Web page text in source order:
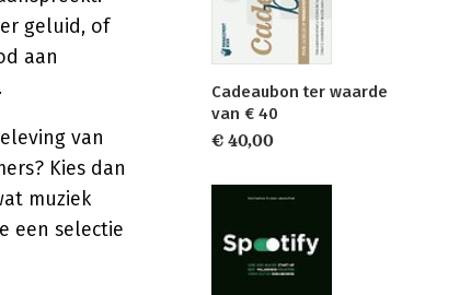
geluid, of
aan
van
Kies dan
muziek
een selectie
Cadeaubon ter waarde
van € 40
€ 40,00